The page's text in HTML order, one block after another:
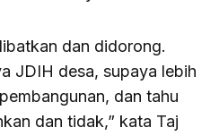
dan didorong.
JDIH desa, supaya lebih
dan tahu
dan tidak,” kata Taj